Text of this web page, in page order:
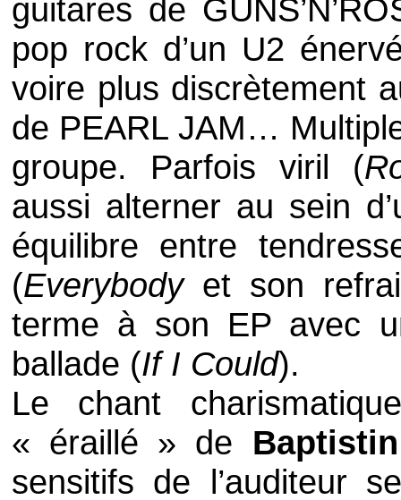
guitares de
pop rockd’un U2
voire plus discrètement
de PEARL JAM…
groupe. Parfois viril (
aussi alterner au sein
équilibre entre
(Everybody et son
terme à son EP avec
ballade (If I Could).
Le chant
« éraillé » de
sensitifs de l’auditeur